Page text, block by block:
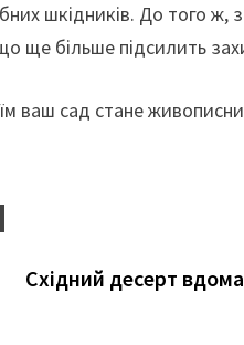
шкідників. До того
ще більше підсилить
їм ваш сад стане
Східний десерт